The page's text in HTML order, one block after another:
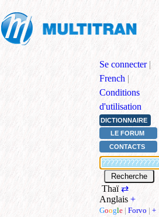
Se connecter |
French |
Conditions
d'utilisation
DICTIONNAIRE
LE FORUM
CONTACTS
Thaï⇄
Anglais +
Google | Forvo | +